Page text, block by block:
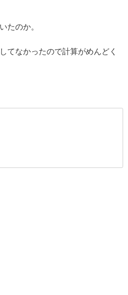
たのか。
てなかったので計算がめんどく